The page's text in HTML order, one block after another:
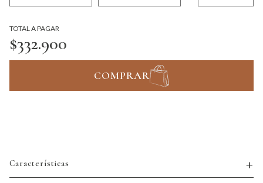
TOTAL A PAGAR
$332.900
COMPRAR
Características